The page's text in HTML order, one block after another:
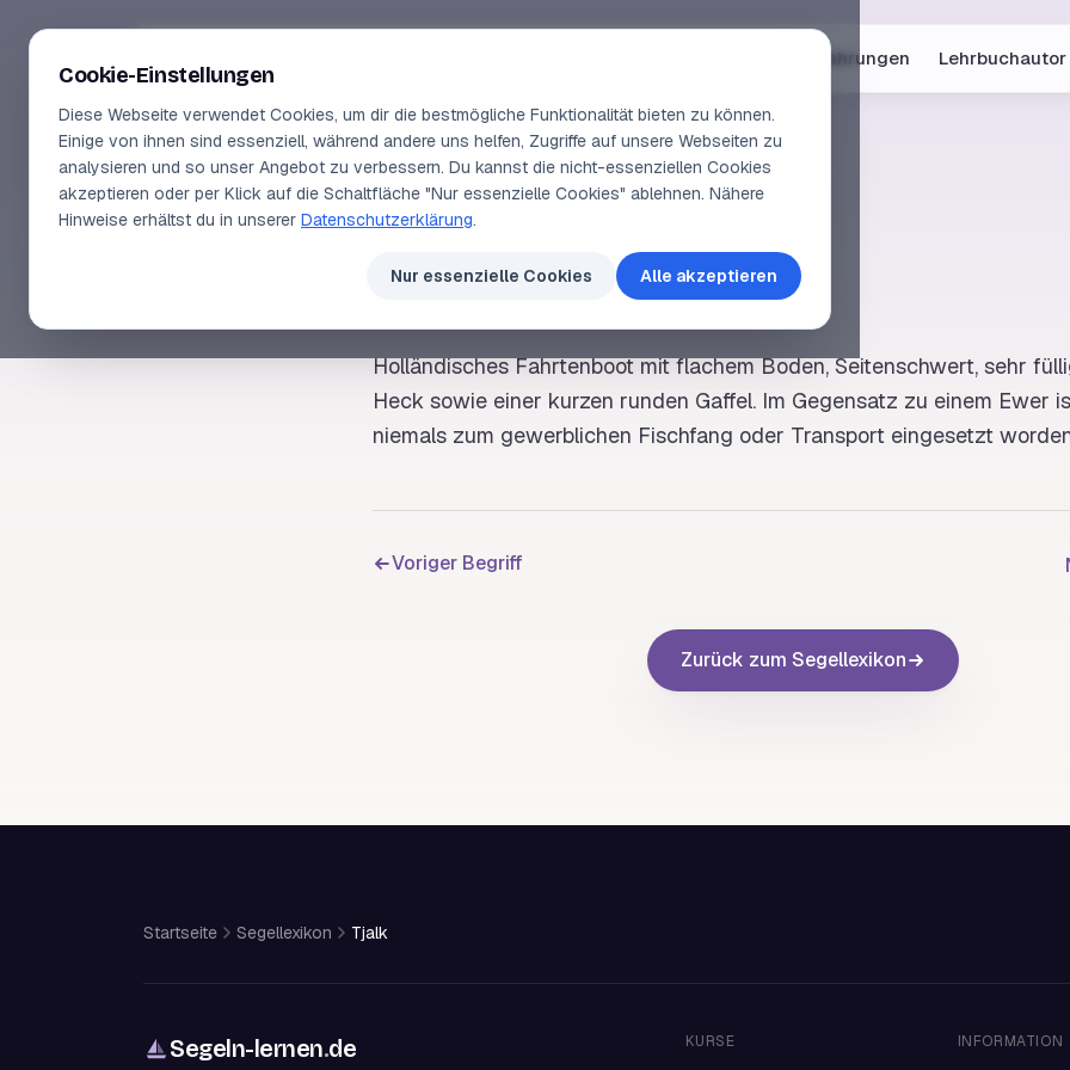
Erfahrungen Lehrbuchautor
SEGELLEXIKON
Tjalk
Holländisches Fahrtenboot mit flachemBoden,Seitenschwert, sehr
Heck sowie einer kurzen runden Gaffel. Im Gegensatz zu einem Ewer
niemals zum gewerblichen Fischfang oder Transport eingesetzt
Voriger Begriff
Zurück zum Segellexikon
Startseite Segellexikon Tjalk
Segeln-lernen.de KURSE INFORMATION
Cookie-Einstellungen
Diese Webseite verwendet Cookies, um dir die bestmögliche Funktionalität bieten zu können.
Einige von ihnen sind essenziell, während andere uns helfen, Zugriffe auf unsere Webseiten zu
analysieren und so unser Angebot zu verbessern. Du kannst die nicht-essenziellen Cookies
akzeptieren oder per Klick auf die Schaltfläche "Nur essenzielle Cookies" ablehnen. Nähere
Hinweise erhältst du in unserer Datenschutzerklärung.
Nur essenzielle Cookies Alle akzeptieren